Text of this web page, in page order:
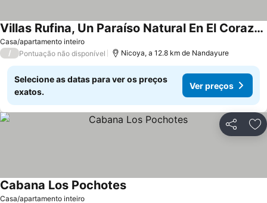
Casa/apartamento inteiro
Villas Rufina, Un Paraíso Natural En El Corazón De Guanacaste.
Ver preços
/ Pontuação não disponível Nicoya, a 12.8 km de Nandayure
Selecione as datas para ver os preços
exatos.
Ver preços
Partilhar
Casa/apartamento inteiro
Cabana Los PochotesVer preços